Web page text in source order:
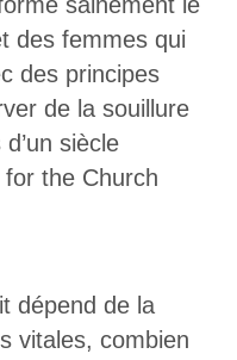
des femmes qui
des principes
de la souillure
siècle
the Church
dépend de la
vitales, combien